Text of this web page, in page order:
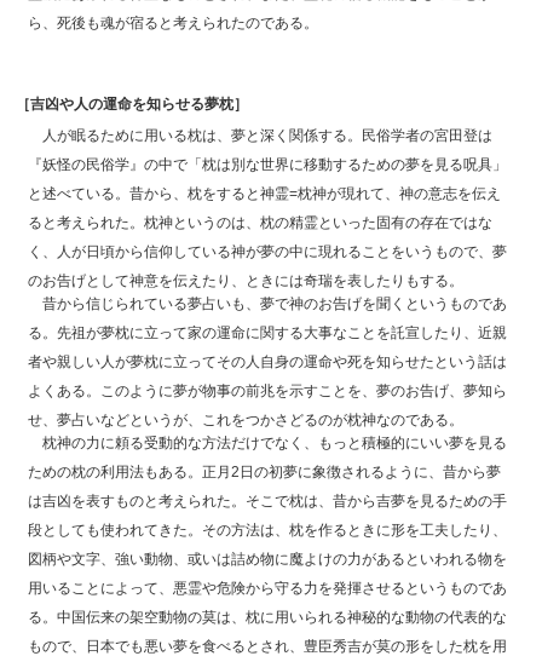
ら、死後も魂が宿ると考えられたのである。
［吉凶や人の運命を知らせる夢枕］
人が眠るために用いる枕は、夢と深く関係する。民俗学者の宮田登は
『妖怪の民俗学』の中で「枕は別な世界に移動するための夢を見る呪具」
と述べている。昔から、枕をすると神霊=枕神が現れて、神の意志を伝え
ると考えられた。枕神というのは、枕の精霊といった固有の存在ではな
く、人が日頃から信仰している神が夢の中に現れることをいうもので、夢
のお告げとして神意を伝えたり、ときには奇瑞を表したりもする。
昔から信じられている夢占いも、夢で神のお告げを聞くというものであ
る。先祖が夢枕に立って家の運命に関する大事なことを託宣したり、近親
者や親しい人が夢枕に立ってその人自身の運命や死を知らせたという話は
よくある。このように夢が物事の前兆を示すことを、夢のお告げ、夢知ら
せ、夢占いなどというが、これをつかさどるのが枕神なのである。
枕神の力に頼る受動的な方法だけでなく、もっと積極的にいい夢を見る
ための枕の利用法もある。正月2日の初夢に象徴されるように、昔から夢
は吉凶を表すものと考えられた。そこで枕は、昔から吉夢を見るための手
段としても使われてきた。その方法は、枕を作るときに形を工夫したり、
図柄や文字、強い動物、或いは詰め物に魔よけの力があるといわれる物を
用いることによって、悪霊や危険から守る力を発揮させるというものであ
る。中国伝来の架空動物の莫は、枕に用いられる神秘的な動物の代表的な
もので、日本でも悪い夢を食べるとされ、豊臣秀吉が莫の形をした枕を用